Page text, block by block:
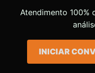
Atendimento 100%
INICIAR